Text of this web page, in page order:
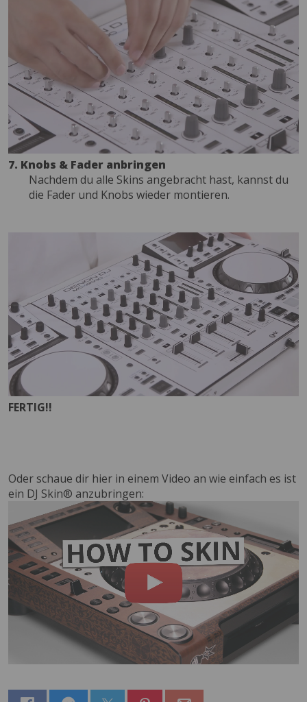
7. Knobs & Fader anbringen
Nachdem du alle Skins angebracht hast, kannst du
die Fader und Knobs wieder montieren.
FERTIG!!
Oder schaue dir hier in einem Video an wie einfach es ist
ein DJ Skin® anzubringen: